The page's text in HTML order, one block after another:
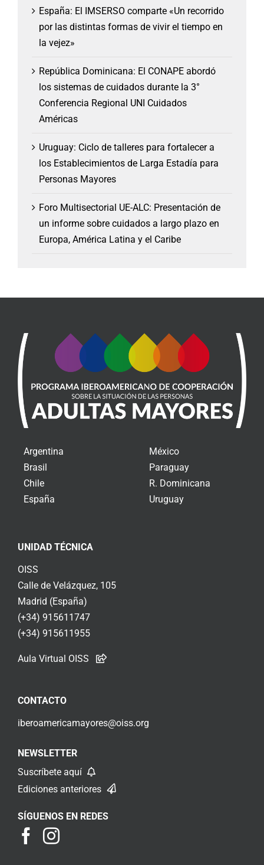
España: El IMSERSO comparte «Un recorrido
por las distintas formas de vivir el tiempo en
la vejez»
República Dominicana: El CONAPE abordó
los sistemas de cuidados durante la 3°
Conferencia Regional UNI Cuidados
Américas
Uruguay: Ciclo de talleres para fortalecer a
los Establecimientos de Larga Estadía para
Personas Mayores
Foro Multisectorial UE-ALC: Presentación de
un informe sobre cuidados a largo plazo en
Europa, América Latina y el Caribe
Argentina
Brasil
Chile
España
México
Paraguay
R. Dominicana
Uruguay
UNIDAD TÉCNICA
OISS
Calle de Velázquez, 105
Madrid (España)
(+34) 915611747
(+34) 915611955
Aula Virtual OISS
CONTACTO
iberoamericamayores@oiss.org
NEWSLETTER
Suscríbete aquí
Ediciones anteriores
SÍGUENOS EN REDES